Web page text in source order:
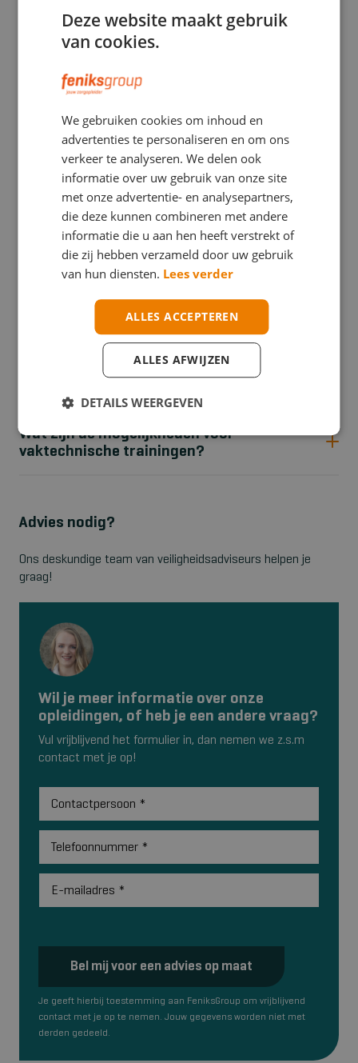
Ontdek onze unieke & innovatieve
lesmethoden
Hybride onderwijs is binnen FeniksGroup al de norm:
sommige lessen geven we fysiek, andere online, zoals e-
digitale techniek ervoor dat steeds meer van onze trainingen
en opleidingen de werkelijkheid bijna tastbaar nabootsen.
Met gamification, extended reality en immersive learning
(Virtual Reality) worden omgevingen en situaties levensecht.
De reacties van de cursisten zijn lovend; het spelenderwijs
en levensecht oefenen zorgen ervoor dat cursisten de
lesstof sneller automatiseren en internaliseren.
Waarom zijn vaktechnische trainingen
Wat zijn de mogelijkheden voor
vaktechnische trainingen?
Advies nodig?
Ons deskundige team van veiligheidsadviseurs helpen je
graag!
Wil je meer informatie over onze
opleidingen, of heb je een andere vraag?
Vul vrijblijvend het formulier in, dan nemen we z.s.m
contact met je op!
Contactpersoon *
Telefoonnummer *
E-mailadres *
Bel mij voor een advies op maat
Je geeft hierbij toestemming aan FeniksGroup om vrijblijvend
contact met je op te nemen. Jouw gegevens worden niet met
derden gedeeld.
Deze website maakt gebruik
van cookies.
We gebruiken cookies om inhoud en
advertenties te personaliseren en om ons
verkeer te analyseren. We delen ook
informatie over uw gebruik van onze site
met onze advertentie- en analysepartners,
die deze kunnen combineren met andere
informatie die u aan hen heeft verstrekt of
die zij hebben verzameld door uw gebruik
van hun diensten. Lees verder
ALLES ACCEPTEREN
ALLES AFWIJZEN
DETAILS WEERGEVEN